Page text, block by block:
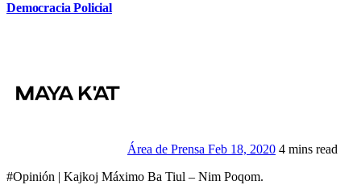
Democracia Policial
Área de Prensa Feb 18, 2020 4 mins read
#Opinión | Kajkoj Máximo Ba Tiul – Nim Poqom.